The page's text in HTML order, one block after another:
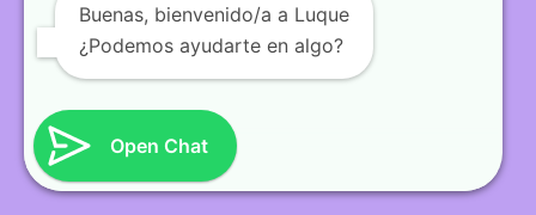
Buenas, bienvenido/a a Luque
¿Podemos ayudarte en algo?
Open Chat